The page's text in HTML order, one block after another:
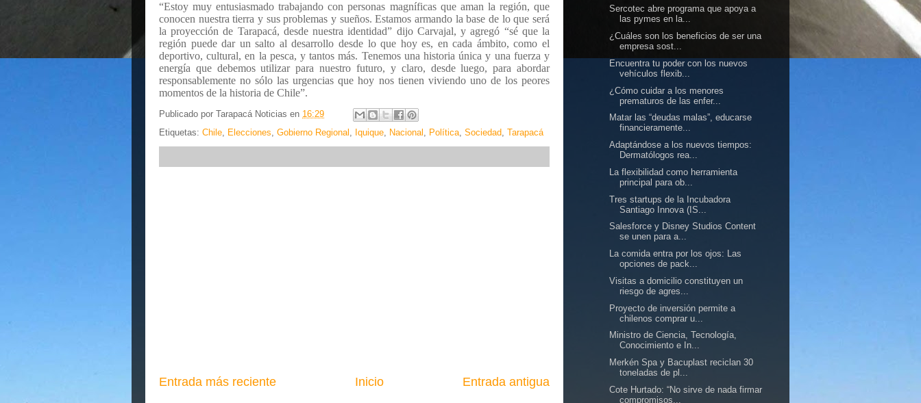
“Estoy muy entusiasmado trabajando con personas magníficas que aman la región, que
conocen nuestra tierra y sus problemas y sueños. Estamos armando la base de lo que será
la proyección de Tarapacá, desde nuestra identidad” dijo Carvajal, y agregó “sé que la
región puede dar un salto al desarrollo desde lo que hoy es, en cada ámbito, como el
deportivo, cultural, en la pesca, y tantos más. Tenemos una historia única y una fuerza y
energía que debemos utilizar para nuestro futuro, y claro, desde luego, para abordar
responsablemente no sólo las urgencias que hoy nos tienen viviendo uno de los peores
momentos de la historia de Chile”.
Publicado por Tarapacá Noticias en 16:29
Etiquetas: Chile, Elecciones, Gobierno Regional , Iquique, Nacional , Política, Sociedad, Tarapacá
Entrada más reciente Entrada antigua
Inicio
Sercotec abre programa que apoya a
las pymes en la...
¿Cuáles son los beneficios de ser una
empresa sost...
Encuentra tu poder con los nuevos
vehículos flexib...
¿Cómo cuidar a los menores
prematuros de las enfer...
Matar las “deudas malas”, educarse
financieramente...
Adaptándose a los nuevos tiempos:
Dermatólogos rea...
La flexibilidad como herramienta
principal para ob...
Tres startups de la Incubadora
Santiago Innova (IS...
Salesforce y Disney Studios Content
se unen para a...
La comida entra por los ojos: Las
opciones de pack...
Visitas a domicilio constituyen un
riesgo de agres...
Proyecto de inversión permite a
chilenos comprar u...
Ministro de Ciencia, Tecnología,
Conocimiento e In...
Merkén Spa y Bacuplast reciclan 30
toneladas de pl...
Cote Hurtado: “No sirve de nada firmar
compromisos...